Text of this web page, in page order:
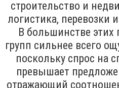
строительство и
логистика, перевозки
В большинстве
групп сильнее всего
поскольку спрос на
превышает
отражающий